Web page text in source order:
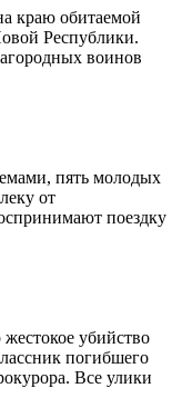
краю обитаемой
Республики.
воинов
пять молодых
от
поездку
убийство
погибшего
Все улики